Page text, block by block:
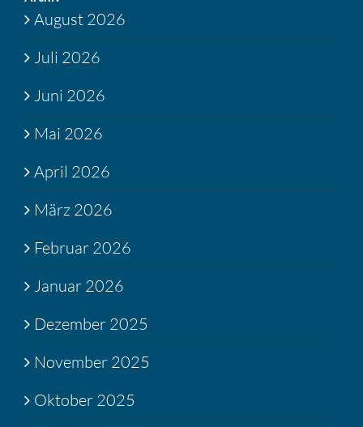
August 2026
Juli 2026
Juni 2026
Mai 2026
April 2026
März 2026
Februar 2026
Januar 2026
Dezember 2025
November 2025
Oktober 2025